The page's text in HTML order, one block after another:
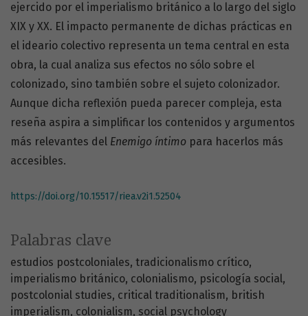
Palabras clave
estudios postcoloniales tradicionalismo crítico
imperialismo británico colonialismo psicología social
postcolonial studies critical traditionalism
british
imperialism colonialism social psychology
ejercido por el imperialismo británico a lo largo del siglo
XIX y XX. El impacto permanente de dichas prácticas en
el ideario colectivo representa un tema central en esta
obra, la cual analiza sus efectos no sólo sobre el
colonizado, sino también sobre el sujeto colonizador.
Aunque dicha reflexión pueda parecer compleja, esta
reseña aspira a simplificar los contenidos y argumentos
más relevantes del Enemigo íntimo para hacerlos más
accesibles.
https://doi.org/10.15517/riea.v2i1.52504